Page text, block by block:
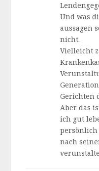
Und was
aussagen
nicht.
Vielleicht
Gerichten
Aber das
ich gut
persönlich
nach